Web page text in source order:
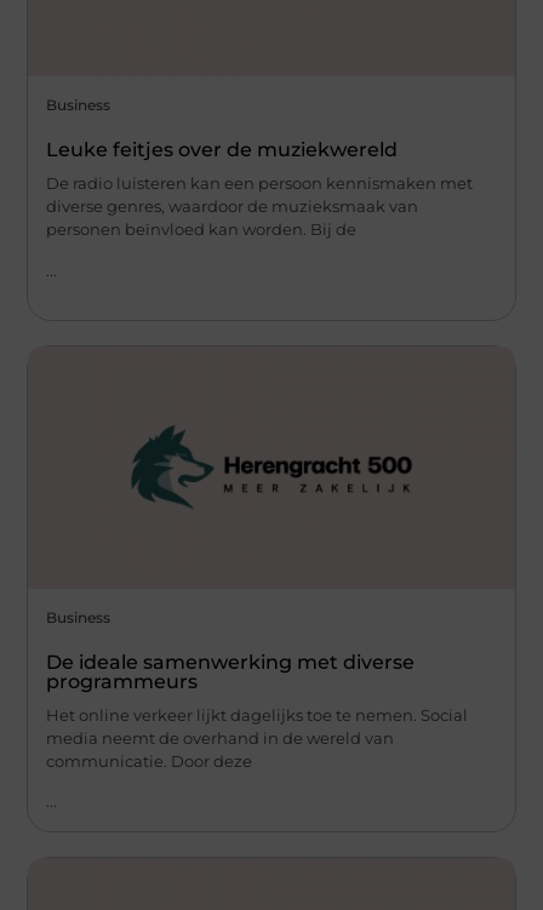
Business
Leuke feitjes over de muziekwereld
De radio luisteren kan een persoon kennismaken met
diverse genres, waardoor de muzieksmaak van
personen beïnvloed kan worden. Bij de
Business
De ideale samenwerking met diverse
programmeurs
Het online verkeer lijkt dagelijks toe te nemen. Social
media neemt de overhand in de wereld van
communicatie. Door deze